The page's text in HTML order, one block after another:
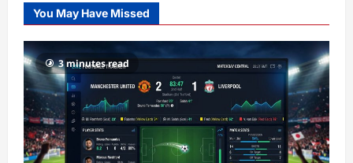
Gacor
RTP
terupdate
You May Have Missed
3 minutes read